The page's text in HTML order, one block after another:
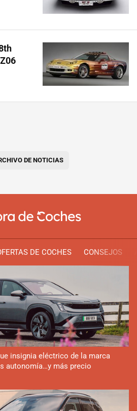
DE NOTICIAS
DE COCHES CONSEJOS
insignia eléctrico de la marca
autonomía…y más precio